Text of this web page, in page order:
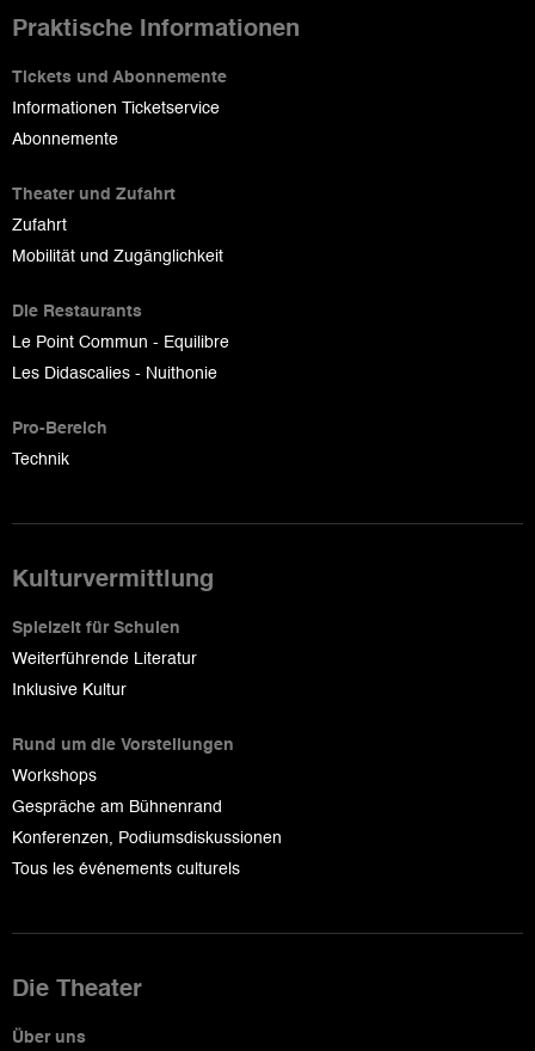
Praktische Informationen
Tickets und Abonnemente
Informationen Ticketservice
Abonnemente
Theater und Zufahrt
Zufahrt
Mobilität und Zugänglichkeit
Die Restaurants
Le Point Commun - Equilibre
Les Didascalies - Nuithonie
Pro-Bereich
Technik
Kulturvermittlung
Spielzeit für Schulen
Weiterführende Literatur
Inklusive Kultur
Rund um die Vorstellungen
Workshops
Gespräche am Bühnenrand
Konferenzen, Podiumsdiskussionen
Tous les événements culturels
Die Theater
Über uns